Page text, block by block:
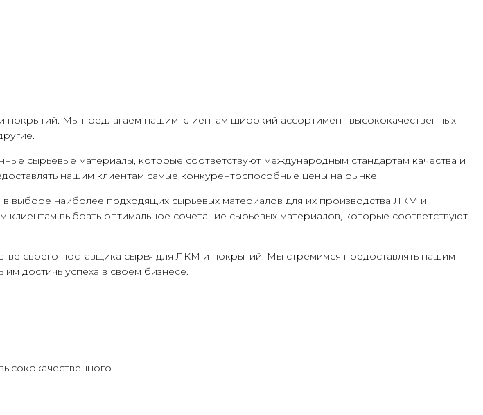
Мы предлагаем нашим клиентам широкий ассортимент высококачественных
сырьевые материалы, которые соответствуют международным стандартам качества и
нашим клиентам самые конкурентоспособные цены на рынке.
выборе наиболее подходящих сырьевых материалов для их производства ЛКМ и
выбрать оптимальное сочетание сырьевых материалов, которые соответствуют
своего поставщика сырья для ЛКМ и покрытий. Мы стремимся предоставлять нашим
достичь успеха в своем бизнесе.